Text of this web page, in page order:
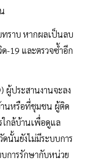
ทราบ หากผลเป็นลบ
-19 และตรวจซ้ำอีก
ผู้ประสานงานจะลง
นหรือที่ชุมชน ผู้ติด
ใกล้บ้านเพื่อดูแล
นั้นยังไม่มีระบบการ
การรักษากับหน่วย